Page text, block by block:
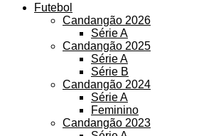
Futebol
Candangão 2026
Série A
Candangão 2025
Série A
Série B
Candangão 2024
Série A
Feminino
Candangão 2023